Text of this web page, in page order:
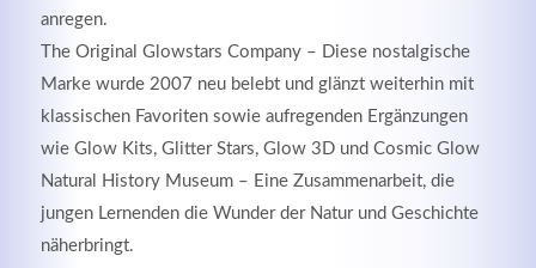
anregen.
The Original Glowstars Company – Diese nostalgische
Marke wurde 2007 neu belebt und glänzt weiterhin mit
klassischen Favoriten sowie aufregenden Ergänzungen
wie Glow Kits, Glitter Stars, Glow 3D und Cosmic Glow
Natural History Museum – Eine Zusammenarbeit, die
jungen Lernenden die Wunder der Natur und Geschichte
näherbringt.
MEHR INFOS